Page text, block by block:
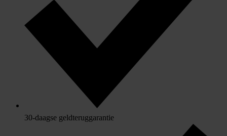
30-daagse geldteruggarantie